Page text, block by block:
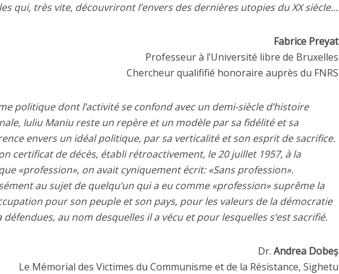
qui, très vite, découvriront l’envers des dernières utopies du XX siècle…
Fabrice Preyat
Professeur à l’Université libre de Bruxelles
Chercheur qualififié honoraire auprès du FNRS
politique dont l’activité se confond avec un demi-siècle d’histoire
Iuliu Maniu reste un repère et un modèle par sa fidélité et sa
envers un idéal politique, par sa verticalité et son esprit de sacrifice.
certificat de décès, établi rétroactivement, le 20 juillet 1957, à la
«profession», on avait cyniquement écrit: «Sans profession».
au sujet de quelqu’un qui a eu comme «profession» suprême la
pour son peuple et son pays, pour les valeurs de la démocratie
défendues, au nom desquelles il a vécu et pour lesquelles s’est sacrifié.
Dr. Andrea Dobeș
Le Mémorial des Victimes du Communisme et de la Résistance, Sighetu